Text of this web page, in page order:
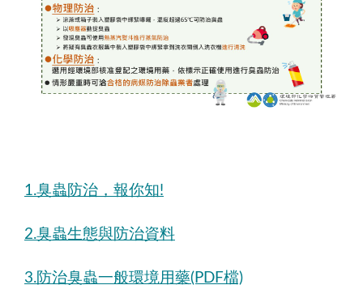
生長環境：床墊、床單、枕頭、床架、牆紙接
圖例含床蝨卵粒、成蝨與硬幣比例照，右下有
適用防疫衛教、旅遊衛生、安全居家提醒、科普
物理防治：塑膠袋包密曝曬65℃以上、吸塵器
化學防治：選環境署核可用藥，依標示正確使
1.臭蟲防治，報你知!
2.臭蟲生態與防治資料
3.防治臭蟲一般環境用藥(PDF檔)